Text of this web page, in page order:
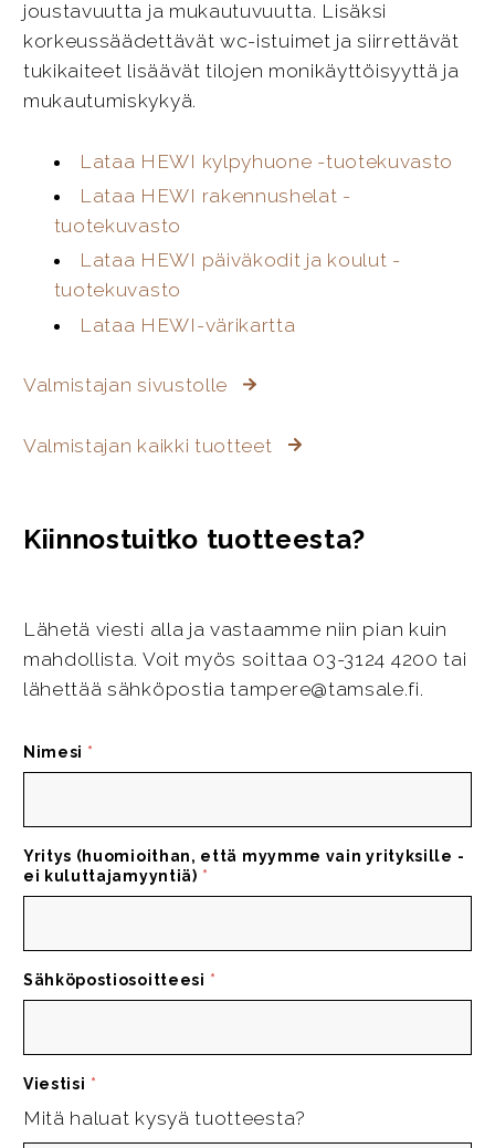
joustavuutta ja mukautuvuutta. Lisäksi
korkeussäädettävät wc-istuimet ja siirrettävät
tukikaiteet lisäävät tilojen monikäyttöisyyttä ja
mukautumiskykyä.
Lataa HEWI kylpyhuone -tuotekuvasto
Lataa HEWI rakennushelat -
tuotekuvasto
Lataa HEWI päiväkodit ja koulut -
tuotekuvasto
Lataa HEWI-värikartta
Valmistajan sivustolle
Valmistajan kaikki tuotteet
Kiinnostuitko tuotteesta?
Lähetä viesti alla ja vastaamme niin pian kuin
mahdollista. Voit myös soittaa 03-3124 4200 tai
lähettää sähköpostia tampere@tamsale.fi.
Nimesi *
Yritys (huomioithan, että myymme vain yrityksille -
ei kuluttajamyyntiä) *
Sähköpostiosoitteesi *
Viestisi *
Mitä haluat kysyä tuotteesta?